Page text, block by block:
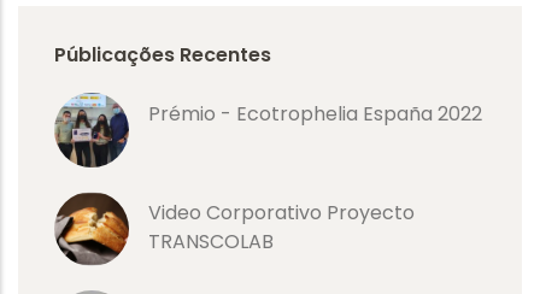
Públicações Recentes
Prémio - Ecotrophelia España 2022
Video Corporativo Proyecto
TRANSCOLAB